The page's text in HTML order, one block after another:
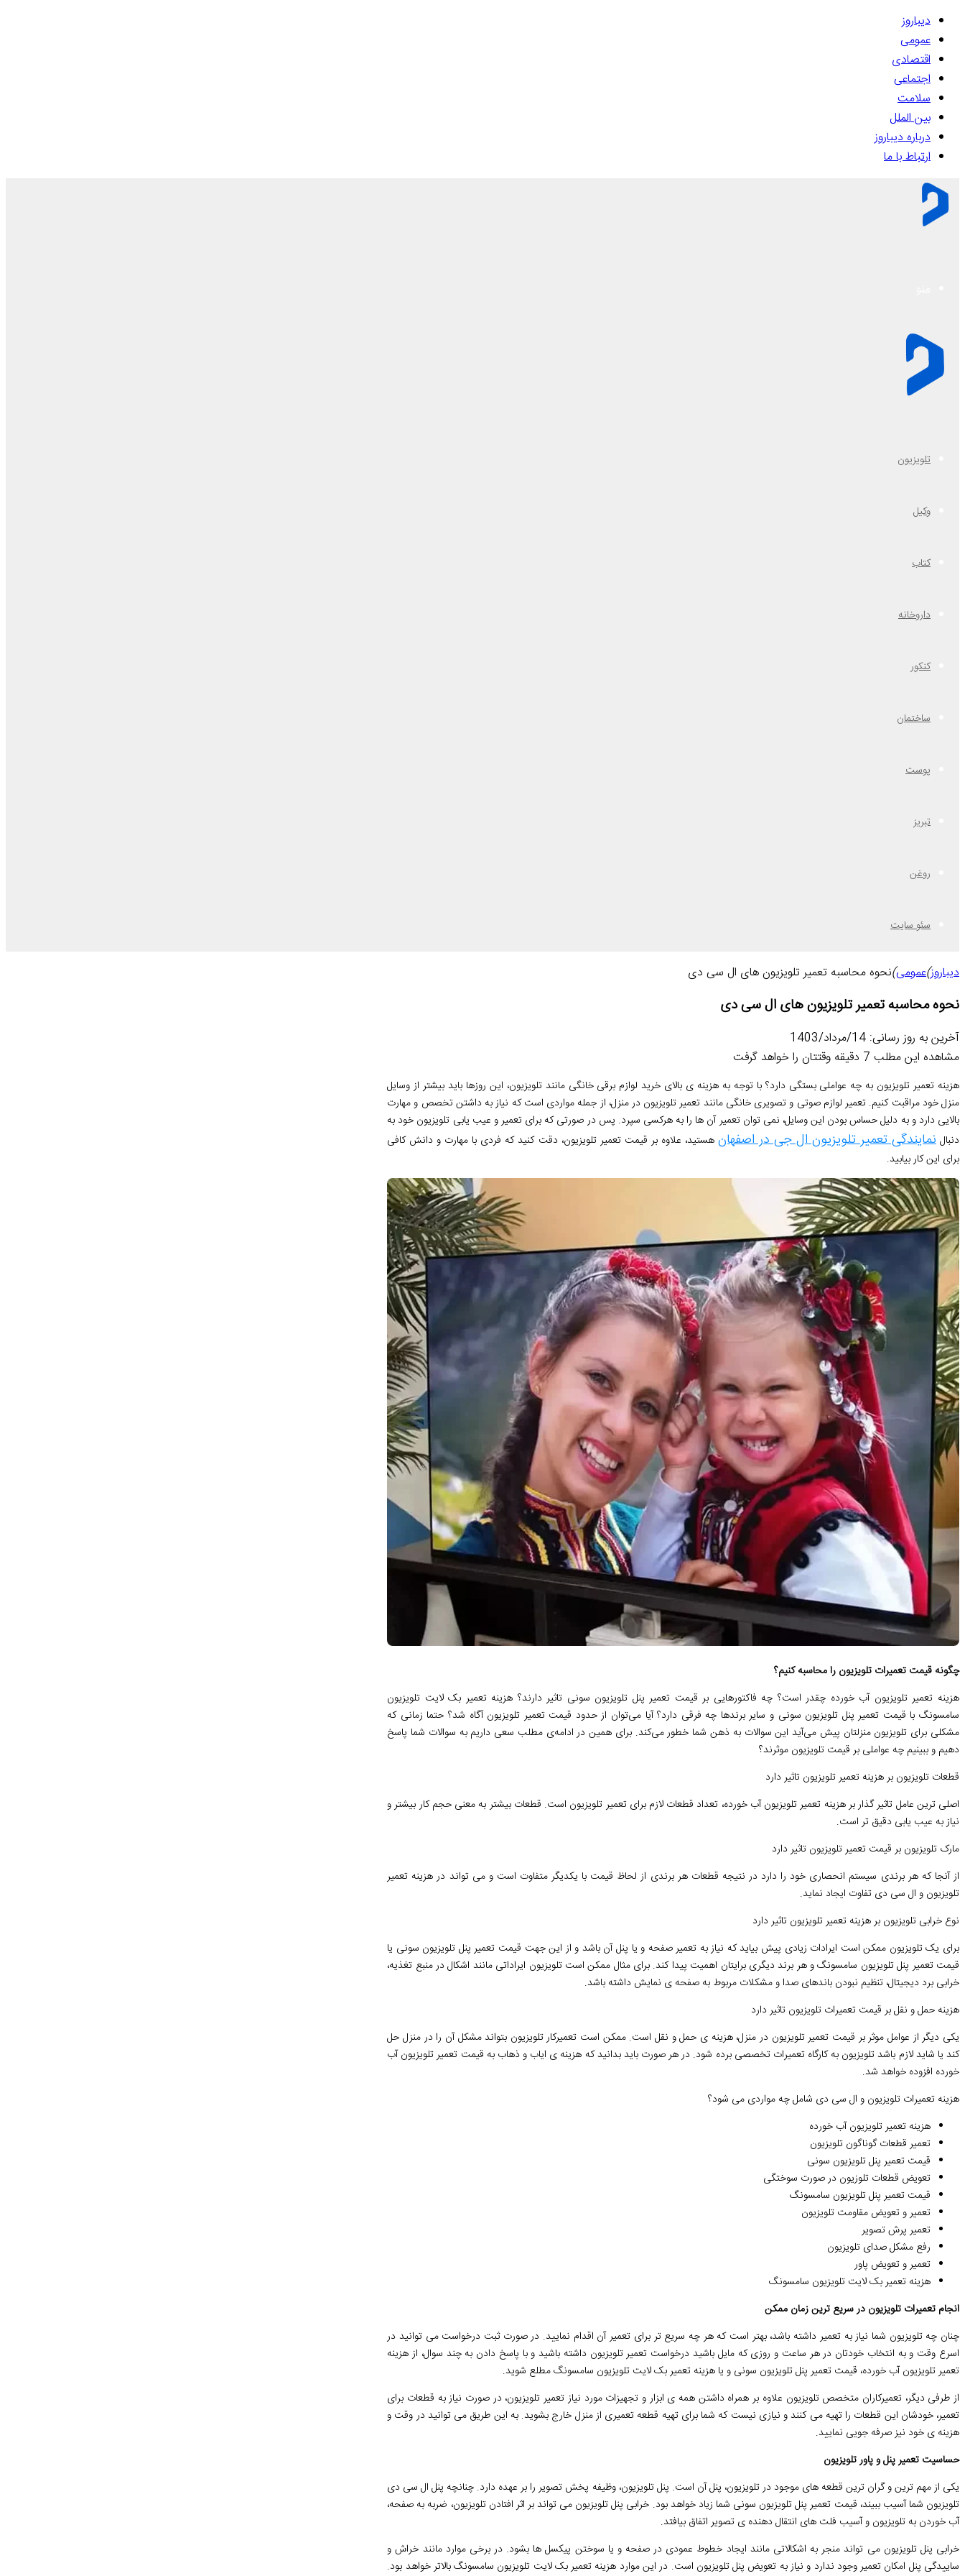
دیباروز
عمومی
اقتصادی
اجتماعی
سلامت
بین الملل
درباره دیباروز
ارتباط با ما
تلویزیون
وکیل
کتاب
داروخانه
کنکور
ساختمان
پوست
تبریز
روغن
سئو سایت
دیباروز)عمومی)نحوه محاسبه تعمیر تلویزیون های ال سی دی
نحوه محاسبه تعمیر تلویزیون های ال سی دی
آخرین به روز رسانی: 14/مرداد/1403
مشاهده این مطلب 7 دقیقه وقتتان را خواهد گرفت
هزینه تعمیر تلویزیون به چه عواملی بستگی دارد؟ با توجه به هزینه ی بالای خرید لوازم برقی خانگی مانند تلویزیون، این روزها باید بیشتر از وسایل
منزل خود مراقبت کنیم. تعمیر لوازم صوتی و تصویری خانگی مانند تعمیر تلویزیون در منزل، از جمله مواردی است که نیاز به داشتن تخصص و مهارت
بالایی دارد و به دلیل حساس بودن این وسایل، نمی توان تعمیر آن ها را به هرکسی سپرد. پس در صورتی که برای تعمیر و عیب یابی تلویزیون خود به
دنبالنمایندگی تعمیر تلویزیون ال جی در اصفهان هستید، علاوه بر قیمت تعمیر تلویزیون، دقت کنید که فردی با مهارت و دانش کافی
برای این کار بیابید.
چگونه قیمت تعمیرات تلویزیون را محاسبه کنیم؟
هزینه تعمیر تلویزیون آب خورده چقدر است؟ چه فاکتورهایی بر قیمت تعمیر پنل تلویزیون سونی تاثیر دارند؟ هزینه تعمیر بک لایت تلویزیون
سامسونگ با قیمت تعمیر پنل تلویزیون سونی و سایر برندها چه فرقی دارد؟ آیا می‌توان از حدود قیمت تعمیر تلویزیون آگاه شد؟ حتما زمانی که
مشکلی برای تلویزیون منزلتان پیش می‌آید این سوالات به ذهن شما خطور می‌کند. برای همین در ادامه‌ی مطلب سعی داریم به سوالات شما پاسخ
دهیم و ببینیم چه عواملی بر قیمت تلویزیون موثرند؟
قطعات تلویزیون بر هزینه تعمیر تلویزیون تاثیر دارد
اصلی ترین عامل تاثیر گذار بر هزینه تعمیر تلویزیون آب خورده، تعداد قطعات لازم برای تعمیر تلویزیون است. قطعات بیشتر به معنی حجم کار بیشتر و
نیاز به عیب یابی دقیق تر است.
مارک تلویزیون بر قیمت تعمیر تلویزیون تاثیر دارد
از آنجا که هر برندی سیستم انحصاری خود را دارد در نتیجه قطعات هر برندی از لحاظ قیمت با یکدیگر متفاوت است و می تواند در هزینه تعمیر
تلویزیون و ال سی دی تفاوت ایجاد نماید.
نوع خرابی تلویزیون بر هزینه تعمیر تلویزیون تاثیر دارد
برای یک تلویزیون ممکن است ایرادات زیادی پیش بیاید که نیاز به تعمیر صفحه و یا پنل آن باشد و از این جهت قیمت تعمیر پنل تلویزیون سونی یا
قیمت تعمیر پنل تلویزیون سامسونگ و هر برند دیگری برایتان اهمیت پیدا کند. برای مثال ممکن است تلویزیون ایراداتی مانند اشکال در منبع تغذیه،
خرابی برد دیجیتال، تنظیم نبودن باندهای صدا و مشکلات مربوط به صفحه ی نمایش داشته باشد.
هزینه حمل و نقل بر قیمت تعمیرات تلویزیون تاثیر دارد
یکی دیگر از عوامل موثر بر قیمت تعمیر تلویزیون در منزل، هزینه ی حمل و نقل است. ممکن است تعمیرکار تلویزیون بتواند مشکل آن را در منزل حل
کند یا شاید لازم باشد تلویزیون به کارگاه تعمیرات تخصصی برده شود. در هر صورت باید بدانید که هزینه ی ایاب و ذهاب به قیمت تعمیر تلویزیون آب
خورده افزوده خواهد شد.
هزینه تعمیرات تلویزیون و ال سی دی شامل چه مواردی می شود؟
هزینه تعمیر تلویزیون آب خورده
تعمیر قطعات گوناگون تلویزیون
قیمت تعمیر پنل تلویزیون سونی
تعویض قطعات تلوزیون در صورت سوختگی
قیمت تعمیر پنل تلویزیون سامسونگ
تعمیر و تعویض مقاومت تلویزیون
تعمیر پرش تصویر
رفع مشکل صدای تلویزیون
تعمیر و تعویض پاور
هزینه تعمیر بک لایت تلویزیون سامسونگ
انجام تعمیرات تلویزیون در سریع ترین زمان ممکن
چنان چه تلویزیون شما نیاز به تعمیر داشته باشد، بهتر است که هر چه سریع تر برای تعمیر آن اقدام نمایید. در صورت ثبت درخواست می توانید در
اسرع وقت و به انتخاب خودتان در هر ساعت و روزی که مایل باشید درخواست تعمیر تلویزیون داشته باشید و با پاسخ دادن به چند سوال، از هزینه
تعمیر تلویزیون آب خورده، قیمت تعمیر پنل تلویزیون سونی و یا هزینه تعمیر بک لایت تلویزیون سامسونگ مطلع شوید.
از طرفی دیگر، تعمیرکاران متخصص تلویزیون علاوه بر همراه داشتن همه ی ابزار و تجهیزات مورد نیاز تعمیر تلویزیون، در صورت نیاز به قطعات برای
تعمیر، خودشان این قطعات را تهیه می کنند و نیازی نیست که شما برای تهیه قطعه تعمیری از منزل خارج بشوید. به این طریق می توانید در وقت و
هزینه ی خود نیز صرفه جویی نمایید.
حساسیت تعمیر پنل و پاور تلویزیون
یکی از مهم ترین و گران ترین قطعه های موجود در تلویزیون، پنل آن است. پنل تلویزیون، وظیفه پخش تصویر را بر عهده دارد. چنانچه پنل ال سی دی
تلویزیون شما آسیب ببیند، قیمت تعمیر پنل تلویزیون سونی شما زیاد خواهد بود. خرابی پنل تلویزیون می تواند بر اثر افتادن تلویزیون، ضربه به صفحه،
آب خوردن به تلویزیون و آسیب فلت های انتقال دهنده ی تصویر اتفاق بیافتد.
خرابی پنل تلویزیون می تواند منجر به اشکالاتی مانند ایجاد خطوط عمودی در صفحه و یا سوختن پیکسل ها بشود. در برخی موارد مانند خراش و
ساییدگی پنل امکان تعمیر وجود ندارد و نیاز به تعویض پنل تلویزیون است. در این موارد هزینه تعمیر بک لایت تلویزیون سامسونگ بالاتر خواهد بود.